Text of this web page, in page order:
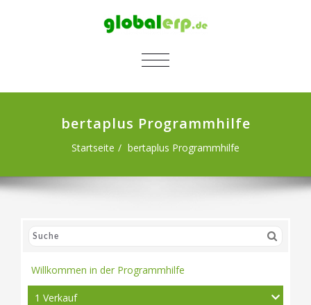
SCHALTE NAVIGATION
bertaplus Programmhilfe
Startseite bertaplus Programmhilfe
Willkommen in der Programmhilfe
1 Verkauf